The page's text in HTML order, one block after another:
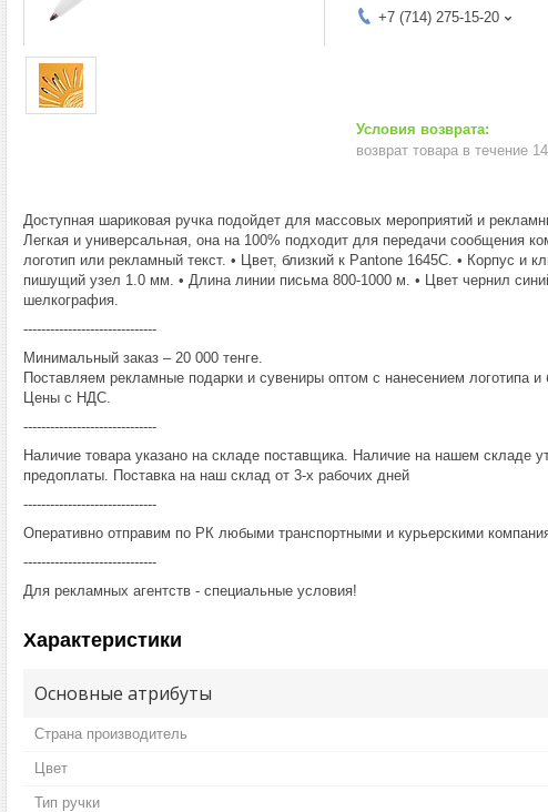
+7 (714) 275-15-20
возврат товара в течение
Доступная шариковая ручка подойдет для массовых мероприятий и
Легкая и универсальная, она на 100% подходит для передачи сообщения
логотип или рекламный текст. • Цвет, близкий к Pantone 1645C. • Корпус
пишущий узел 1.0 мм. • Длина линии письма 800-1000 м. • Цвет чернил
шелкография.
------------------------------
Минимальный заказ – 20 000 тенге.
Поставляем рекламные подарки и сувениры оптом с нанесением логотипа и
Цены с НДС.
------------------------------
Наличие товара указано на складе поставщика. Наличие на нашем складе
предоплаты. Поставка на наш склад от 3-x рабочих дней
------------------------------
Оперативно отправим по РК любыми транспортными и курьерскими
------------------------------
Для рекламных агентств - специальные условия!
Характеристики
Основные атрибуты
Страна производитель
Цвет
Тип ручки